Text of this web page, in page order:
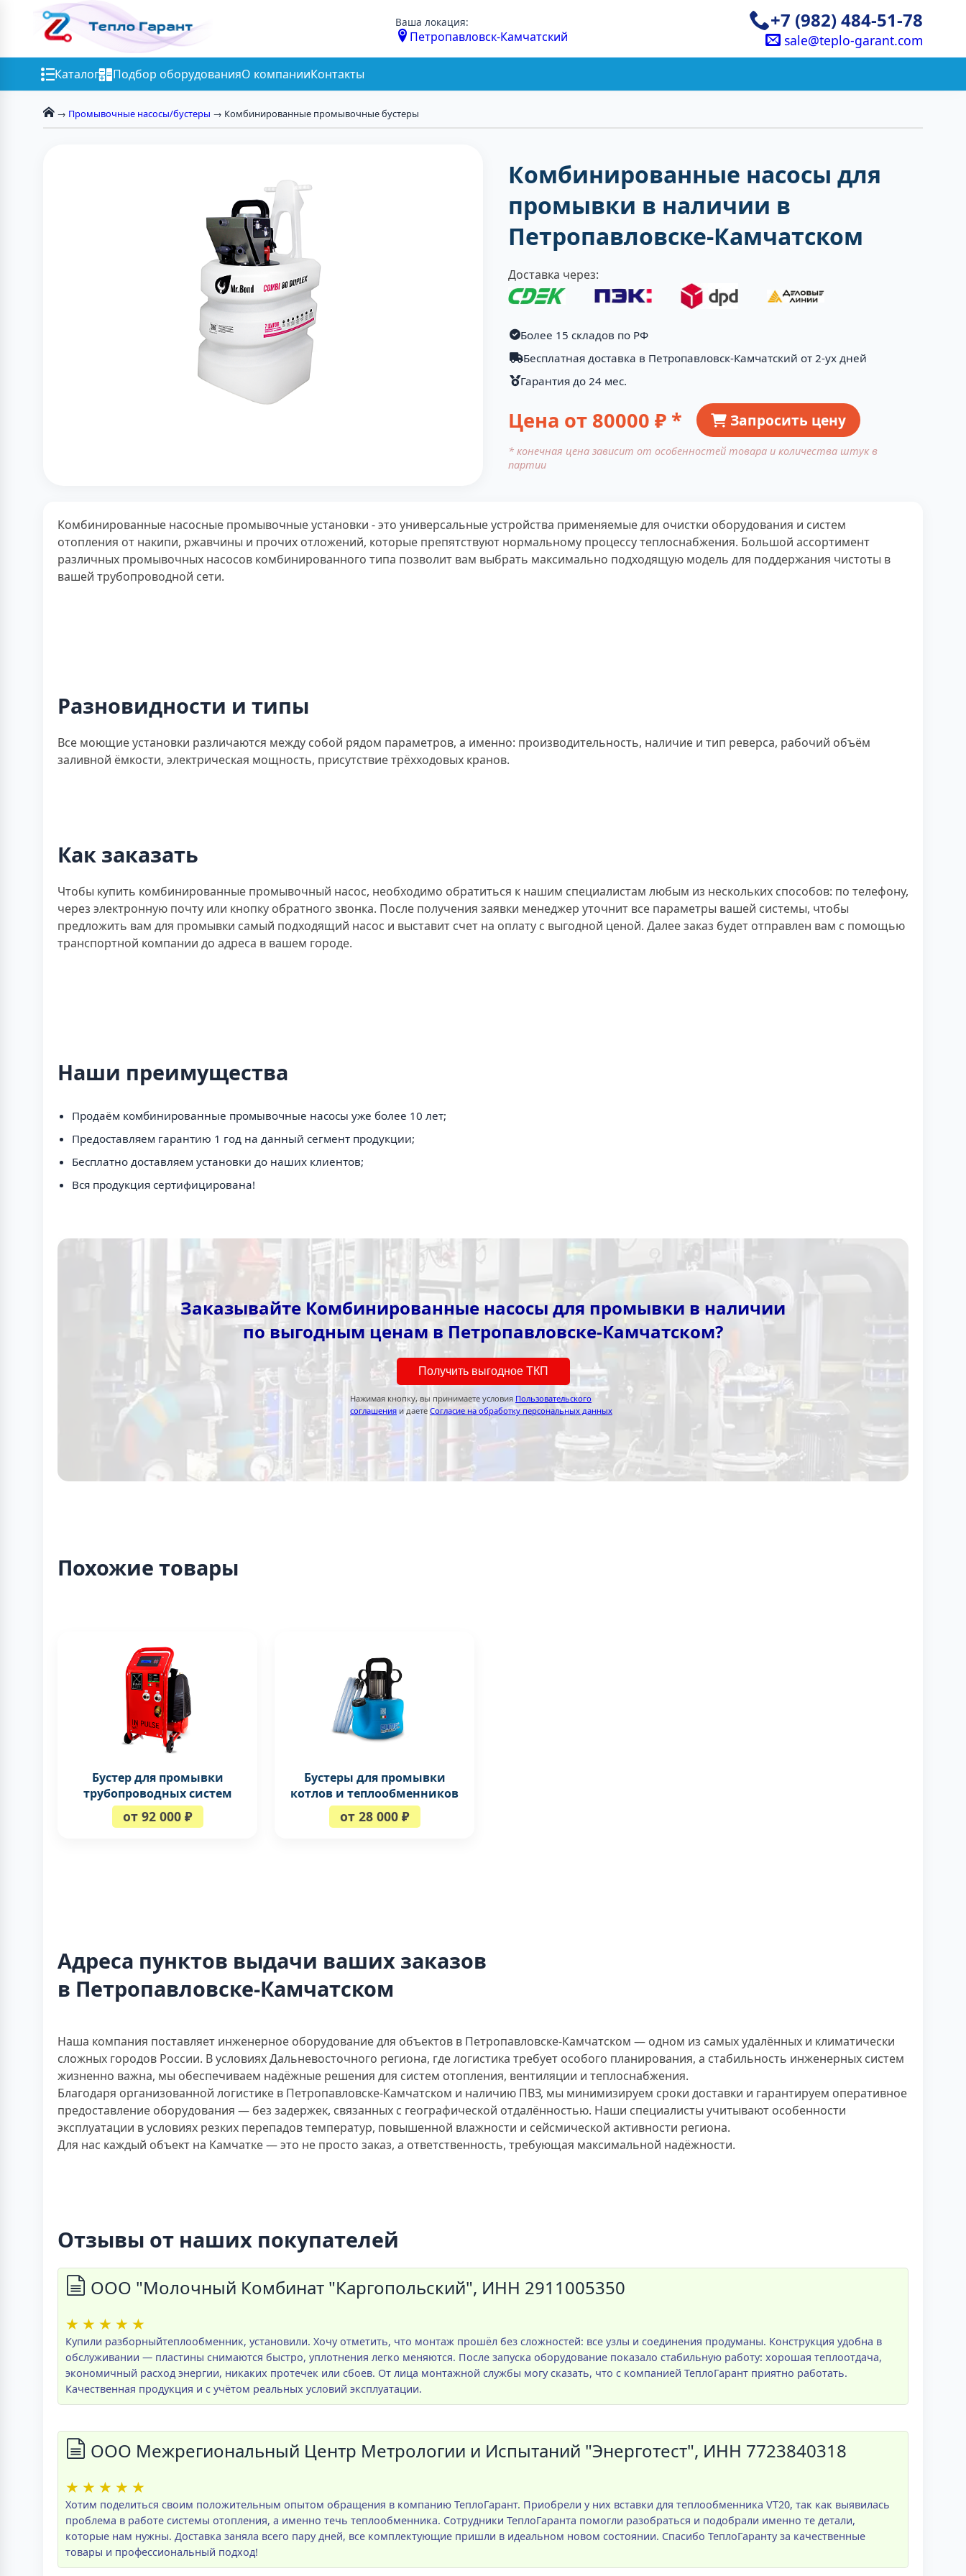
Ваша локация:
Петропавловск-Камчатский
+7 (982) 484-51-78
sale@teplo-garant.com
Каталог Подбор оборудованияО компанииКонтакты
→ Промывочные насосы/бустеры → Комбинированные промывочные бустеры
Комбинированные насосы для
промывки в наличии в
Петропавловске-Камчатском
Доставка через:
Более 15 складов по РФ
Бесплатная доставка в Петропавловск-Камчатский от 2-ух дней
Гарантия до 24 мес.
Цена от 80000 ₽ * Запросить цену
* конечная цена зависит от особенностей товара и количества штук в
партии
Комбинированные насосные промывочные установки - это универсальные устройства применяемые для очистки оборудования и систем
отопления от накипи, ржавчины и прочих отложений, которые препятствуют нормальному процессу теплоснабжения. Большой ассортимент
различных промывочных насосов комбинированного типа позволит вам выбрать максимально подходящую модель для поддержания чистоты в
вашей трубопроводной сети.
Разновидности и типы
Все моющие установки различаются между собой рядом параметров, а именно: производительность, наличие и тип реверса, рабочий объём
заливной ёмкости, электрическая мощность, присутствие трёхходовых кранов.
Как заказать
Чтобы купить комбинированные промывочный насос, необходимо обратиться к нашим специалистам любым из нескольких способов: по телефону,
через электронную почту или кнопку обратного звонка. После получения заявки менеджер уточнит все параметры вашей системы, чтобы
предложить вам для промывки самый подходящий насос и выставит счет на оплату с выгодной ценой. Далее заказ будет отправлен вам с помощью
транспортной компании до адреса в вашем городе.
Наши преимущества
Продаём комбинированные промывочные насосы уже более 10 лет;
Предоставляем гарантию 1 год на данный сегмент продукции;
Бесплатно доставляем установки до наших клиентов;
Вся продукция сертифицирована!
Заказывайте Комбинированные насосы для промывки в наличии
по выгодным ценам в Петропавловске-Камчатском?
Получить выгодное ТКП
Нажимая кнопку, вы принимаете условия Пользовательского
соглашения и даете Согласие на обработку персональных данных
Похожие товары
Бустер для промывки
трубопроводных систем
от 92 000 ₽
Бустеры для промывки
котлов и теплообменников
от 28 000 ₽
Адреса пунктов выдачи ваших заказов
в Петропавловске-Камчатском
Наша компания поставляет инженерное оборудование для объектов в Петропавловске-Камчатском — одном из самых удалённых и климатически
сложных городов России. В условиях Дальневосточного региона, где логистика требует особого планирования, а стабильность инженерных систем
жизненно важна, мы обеспечиваем надёжные решения для систем отопления, вентиляции и теплоснабжения.
Благодаря организованной логистике в Петропавловске-Камчатском и наличию ПВЗ, мы минимизируем сроки доставки и гарантируем оперативное
предоставление оборудования — без задержек, связанных с географической отдалённостью. Наши специалисты учитывают особенности
эксплуатации в условиях резких перепадов температур, повышенной влажности и сейсмической активности региона.
Для нас каждый объект на Камчатке — это не просто заказ, а ответственность, требующая максимальной надёжности.
Отзывы от наших покупателей
ООО "Молочный Комбинат "Каргопольский", ИНН 2911005350
★ ★ ★ ★ ★
Купили разборныйтеплообменник, установили. Хочу отметить, что монтаж прошёл без сложностей: все узлы и соединения продуманы. Конструкция удобна в
обслуживании — пластины снимаются быстро, уплотнения легко меняются. После запуска оборудование показало стабильную работу: хорошая теплоотдача,
экономичный расход энергии, никаких протечек или сбоев. От лица монтажной службы могу сказать, что с компанией ТеплоГарант приятно работать.
Качественная продукция и с учётом реальных условий эксплуатации.
ООО Межрегиональный Центр Метрологии и Испытаний "Энерготест", ИНН 7723840318
★ ★ ★ ★ ★
Хотим поделиться своим положительным опытом обращения в компанию ТеплоГарант. Приобрели у них вставки для теплообменника VT20, так как выявилась
проблема в работе системы отопления, а именно течь теплообменника. Сотрудники ТеплоГаранта помогли разобраться и подобрали именно те детали,
которые нам нужны. Доставка заняла всего пару дней, все комплектующие пришли в идеальном новом состоянии. Спасибо ТеплоГаранту за качественные
товары и профессиональный подход!